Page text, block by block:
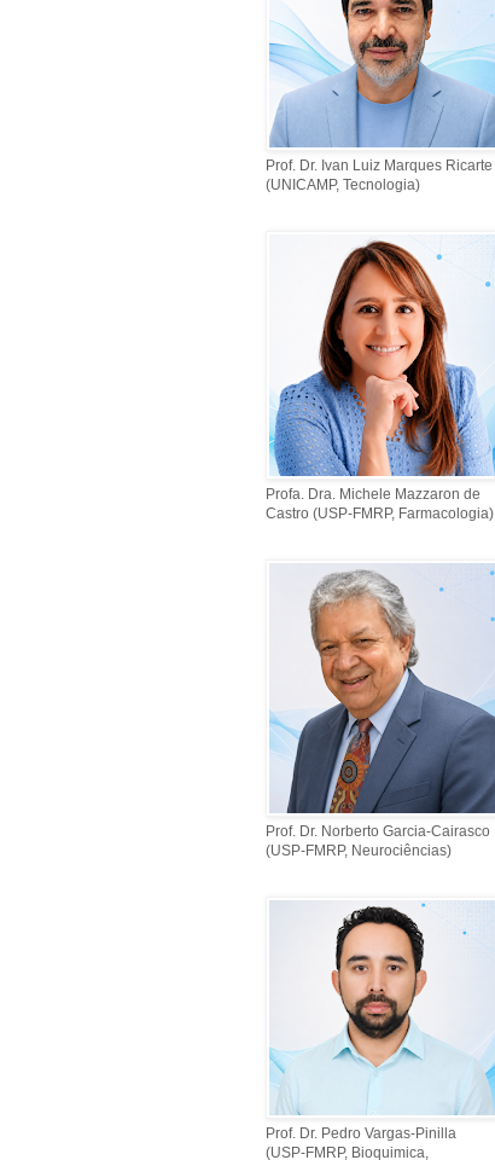
Prof. Dr. Ivan Luiz Marques Ricarte
(UNICAMP, Tecnologia)
Profa. Dra. Michele Mazzaron de
Castro (USP-FMRP, Farmacologia)
Prof. Dr. Norberto Garcia-Cairasco
(USP-FMRP, Neurociências)
Prof. Dr. Pedro Vargas-Pinilla
(USP-FMRP, Bioquimica,